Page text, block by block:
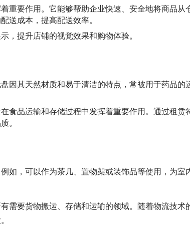
重要作用。它能够帮助企业快速、安全地将商品从
送成本，提高配送效率。
，提升店铺的视觉效果和购物体验。
因其天然材质和易于清洁的特点，常被用于药品的
食品运输和存储过程中发挥着重要作用。通过租赁
。
如，可以作为茶几、置物架或装饰品等使用，为室
需要货物搬运、存储和运输的领域。随着物流技术